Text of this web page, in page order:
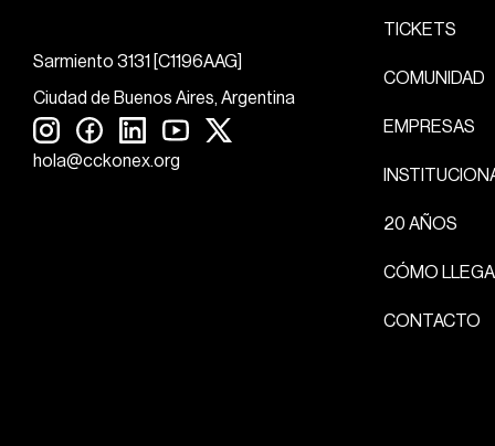
Sarmiento 3131 [C1196AAG]
Ciudad de Buenos Aires, Argentina
hola@cckonex.org
TICKETS
COMUNIDAD
EMPRESAS
20 AÑOS
CÓMO
CONTACTO